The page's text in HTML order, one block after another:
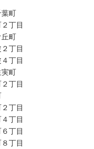
町
丁目
町
丁目
丁目
町
丁目
丁目
丁目
丁目
丁目